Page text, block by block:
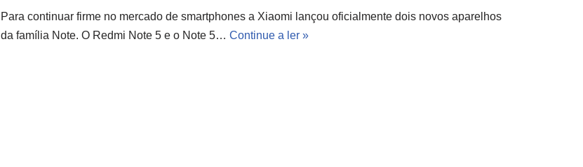
Para continuar firme no mercado de smartphones a Xiaomi lançou oficialmente dois novos aparelhos
da família Note. O Redmi Note 5 e o Note 5… Continue a ler »